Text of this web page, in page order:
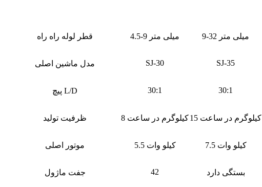
قطر لوله راه راه 4.5-9 میلی متر 9-32 میلی متر
مدل ماشین اصلی SJ-30 SJ-35
پیچ L/D 30:1 30:1
ظرفیت تولید 8 کیلوگرم در ساعت 15 کیلوگرم در ساعت
موتور اصلی 5.5 کیلو وات 7.5 کیلو وات
جفت ماژول 42 بستگی دارد